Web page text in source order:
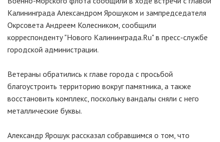
Калининграда Александром Ярошуком и зампредседателя
Окрсовета Андреем Колесником, сообщили
корреспонденту "Нового Калининграда.Ru" в пресс-службе
городской администрации.
Ветераны обратились к главе города с просьбой
благоустроить территорию вокруг памятника, а также
восстановить комплекс, поскольку вандалы сняли с него
металлические буквы.
Александр Ярошук рассказал собравшимся о том, что